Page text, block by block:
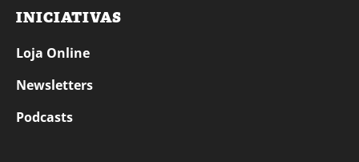
INICIATIVAS
Loja Online
Newsletters
Podcasts